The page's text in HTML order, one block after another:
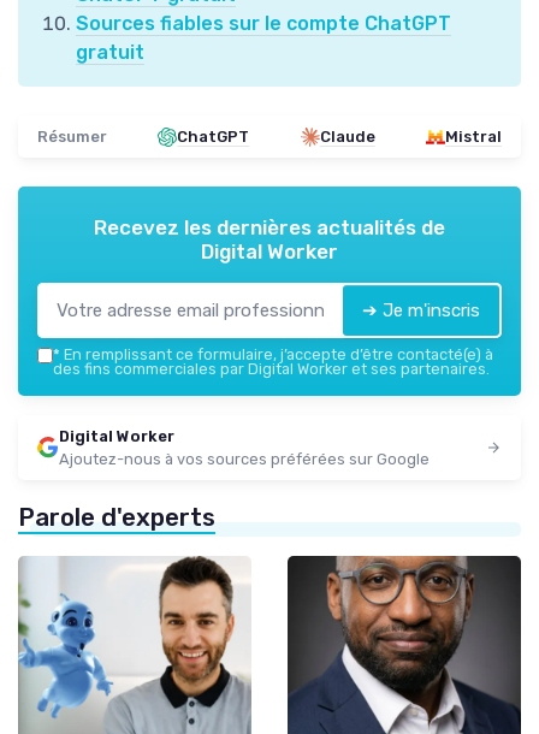
Sources fiables sur le compte ChatGPT
gratuit
Résumer ChatGPT Claude Mistral
Recevez les dernières actualités de
Digital Worker
➔ Je m'inscris
* En remplissant ce formulaire, j’accepte d’être contacté(e) à
des fins commerciales par Digital Worker et ses partenaires.
Digital Worker
Ajoutez-nous à vos sources préférées sur Google
Parole d'experts